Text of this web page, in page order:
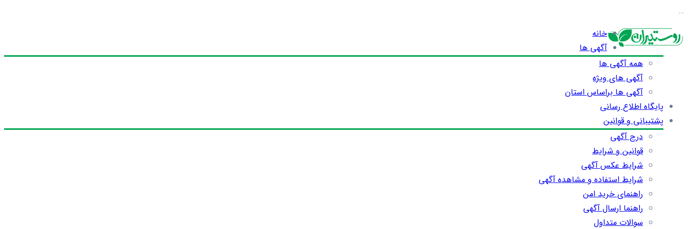
…
خانه
آگهی ها
همه آگهی ها
آگهی های ویژه
آگهی ها براساس استان
پایگاه اطلاع رسانی
پشتیبانی و قوانین
درج آگهی
قوانین و شرایط
شرایط عکس آگهی
شرایط استفاده و مشاهده آگهی
راهنمای خرید امن
راهنما ارسال آگهی
سوالات متداول